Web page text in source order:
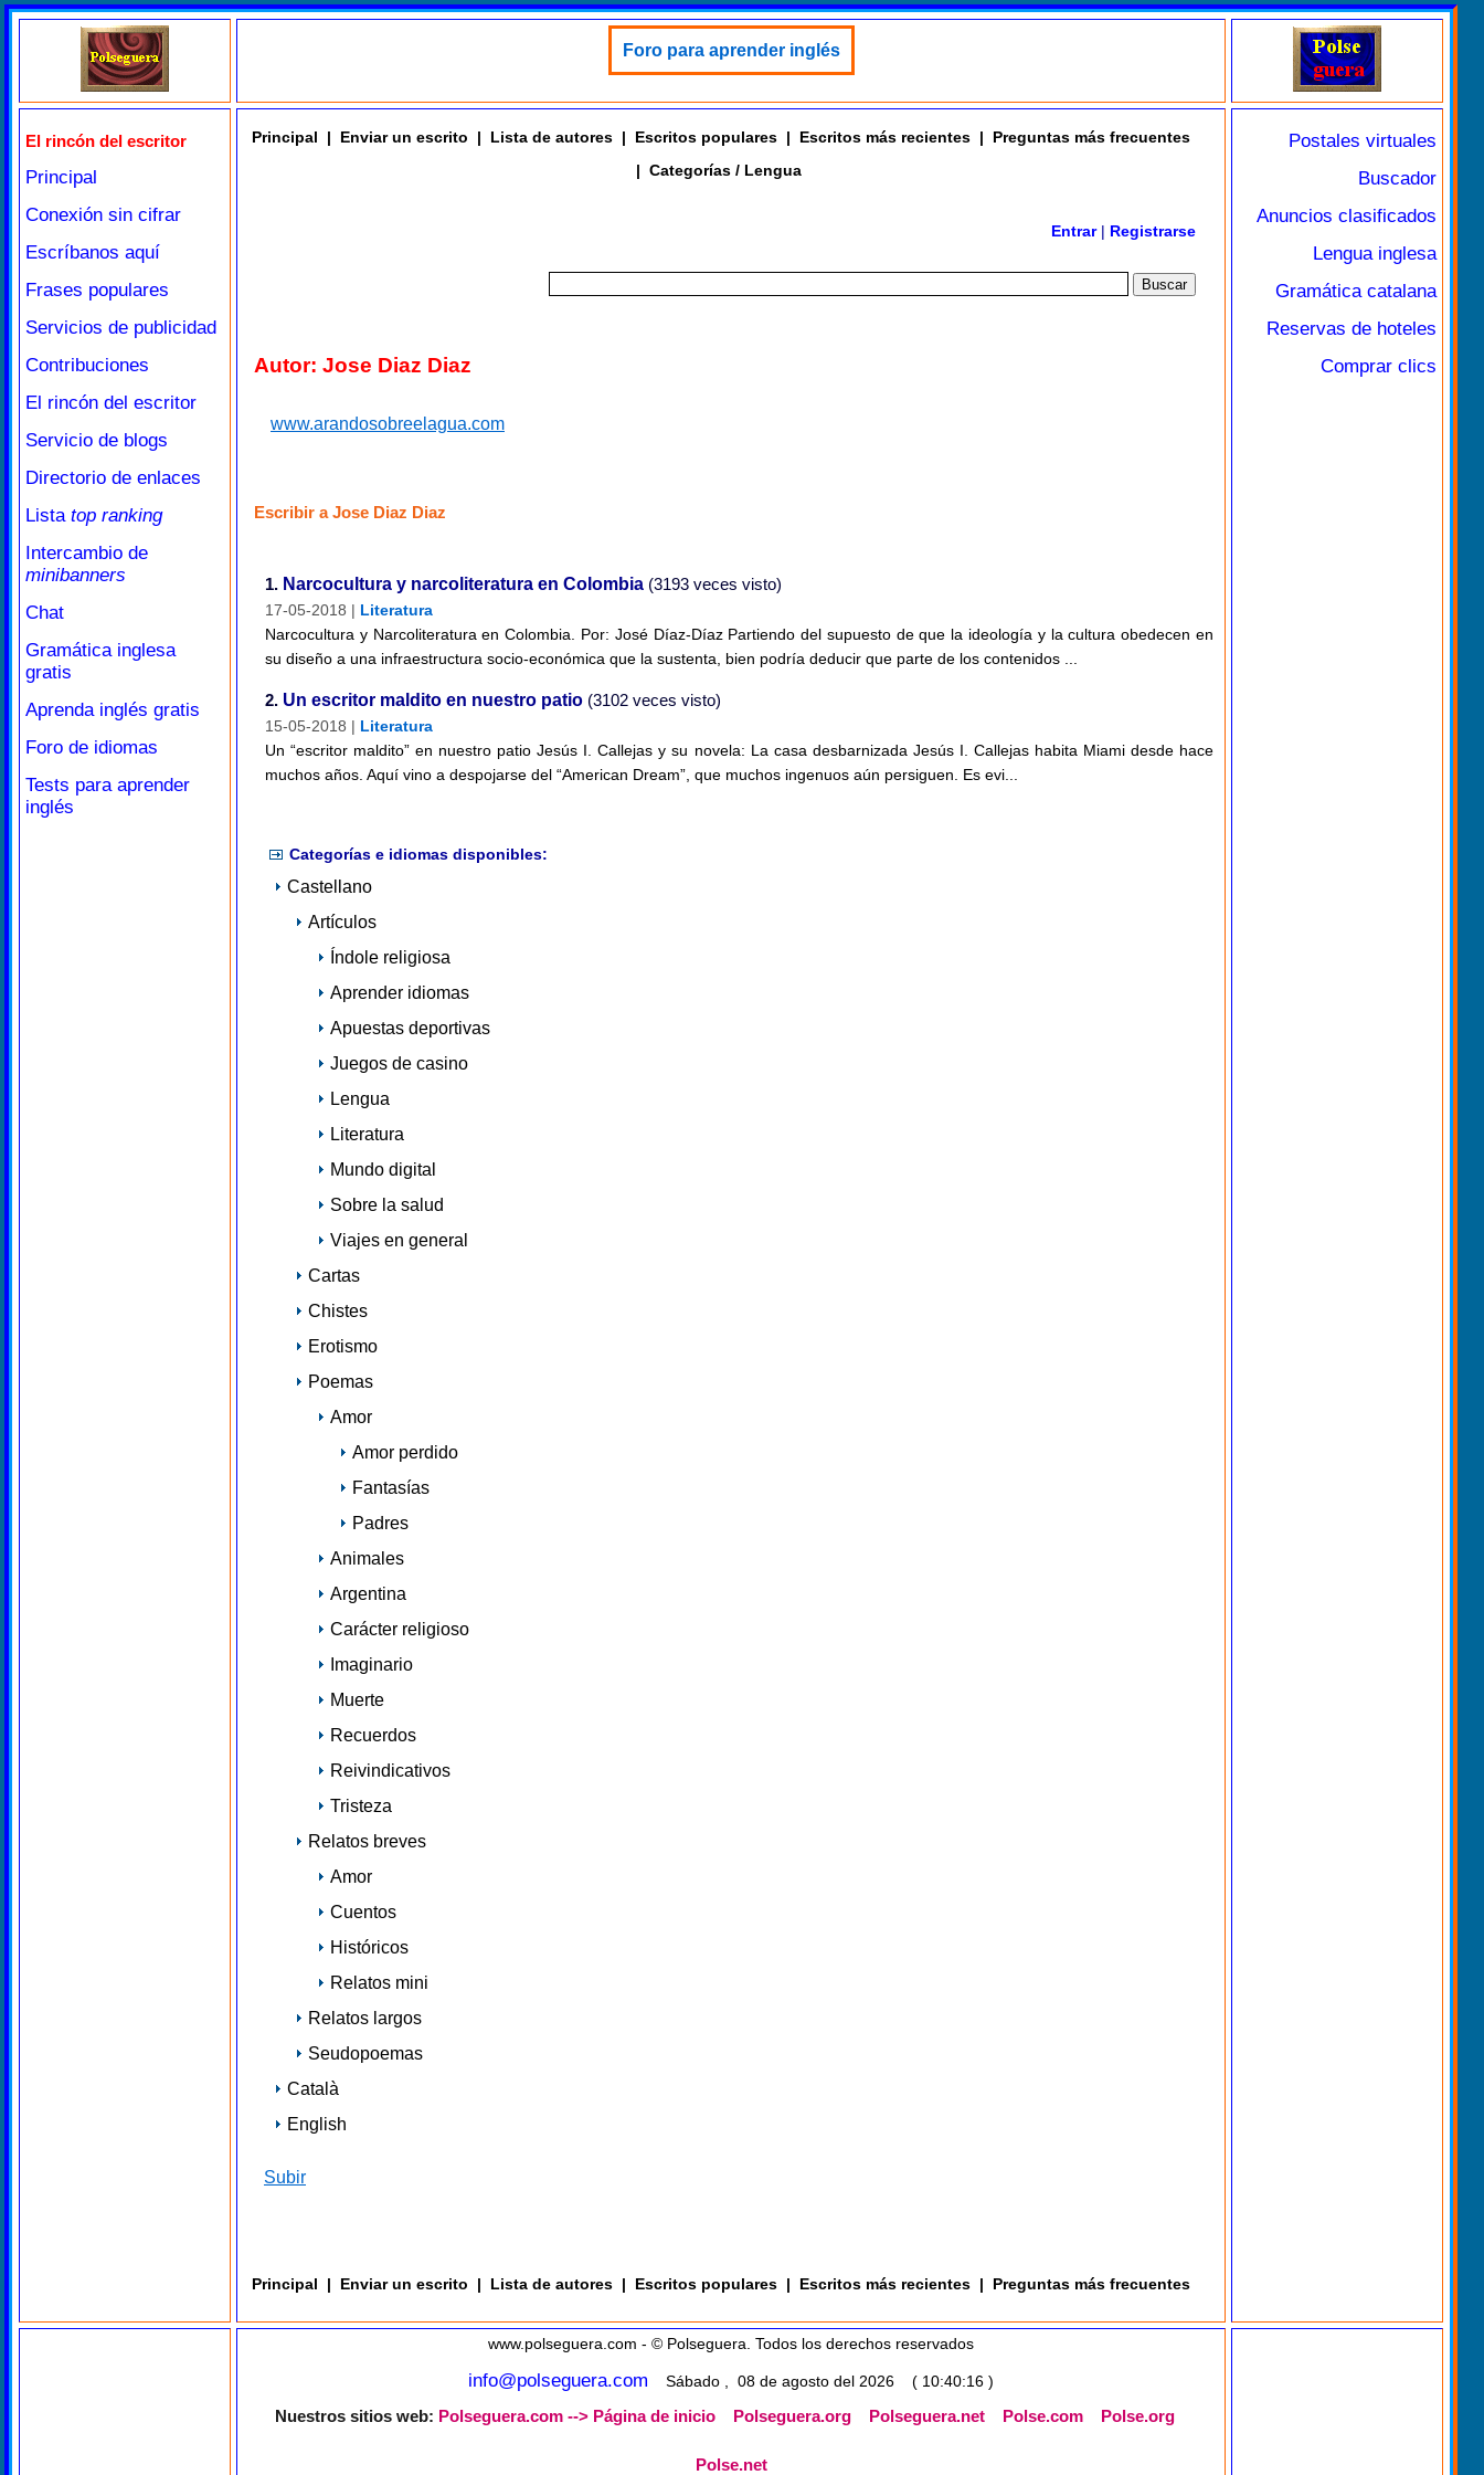
Foro para aprender inglés
El rincón del escritor
Principal
Conexión sin cifrar
Escríbanos aquí
Frases populares
Servicios de publicidad
Contribuciones
El rincón del escritor
Servicio de blogs
Directorio de enlaces
Lista top ranking
Intercambio de
minibanners
Chat
Gramática inglesa
gratis
Aprenda inglés gratis
Foro de idiomas
Tests para aprender
inglés
Principal | Enviar un escrito | Lista de autores | Escritos populares | Escritos más recientes |
Preguntas más frecuentes
| Categorías / Lengua
Entrar| Registrarse
Autor: Jose Diaz Diaz
www.arandosobreelagua.com
Escribir a Jose Diaz Diaz
1. Narcocultura y narcoliteratura en Colombia (3193 veces visto)
17-05-2018 | Literatura
Narcocultura y Narcoliteratura en Colombia. Por: José Díaz-Díaz Partiendo del supuesto de que la ideología y la cultura obedecen en
su diseño a una infraestructura socio-económica que la sustenta, bien podría deducir que parte de los contenidos ...
2. Un escritor maldito en nuestro patio (3102 veces visto)
15-05-2018 | Literatura
Un “escritor maldito” en nuestro patio Jesús I. Callejas y su novela: La casa desbarnizada Jesús I. Callejas habita Miami desde hace
muchos años. Aquí vino a despojarse del “American Dream”, que muchos ingenuos aún persiguen. Es evi...
Categorías e idiomas disponibles:
Castellano
Artículos
Índole religiosa
Aprender idiomas
Apuestas deportivas
Juegos de casino
Lengua
Literatura
Mundo digital
Sobre la salud
Viajes en general
Cartas
Chistes
Erotismo
Poemas
Amor
Amor perdido
Fantasías
Padres
Animales
Argentina
Carácter religioso
Imaginario
Muerte
Recuerdos
Reivindicativos
Tristeza
Relatos breves
Amor
Cuentos
Históricos
Relatos mini
Relatos largos
Seudopoemas
Català
English
Subir
Principal | Enviar un escrito | Lista de autores | Escritos populares | Escritos más recientes | Preguntas más frecuentes
Postales virtuales
Buscador
Anuncios clasificados
Lengua inglesa
Gramática catalana
Reservas de hoteles
Comprar clics
www.polseguera.com - © Polseguera. Todos los derechos reservados
info@polseguera.com
Sábado , 08 de agosto del 2026 ( 10:40:16 )
Nuestros sitios web: Polseguera.com --> Página de inicio Polseguera.org Polseguera.net Polse.com Polse.org
Polse.net